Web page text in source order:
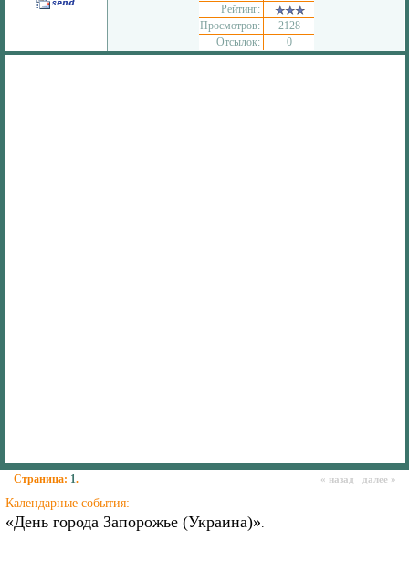
Рейтинг:
Просмотров:
2128
Отсылок:
0
Страница: 1. « назад далее »
Календарные события:
«День города Запорожье (Украина)».